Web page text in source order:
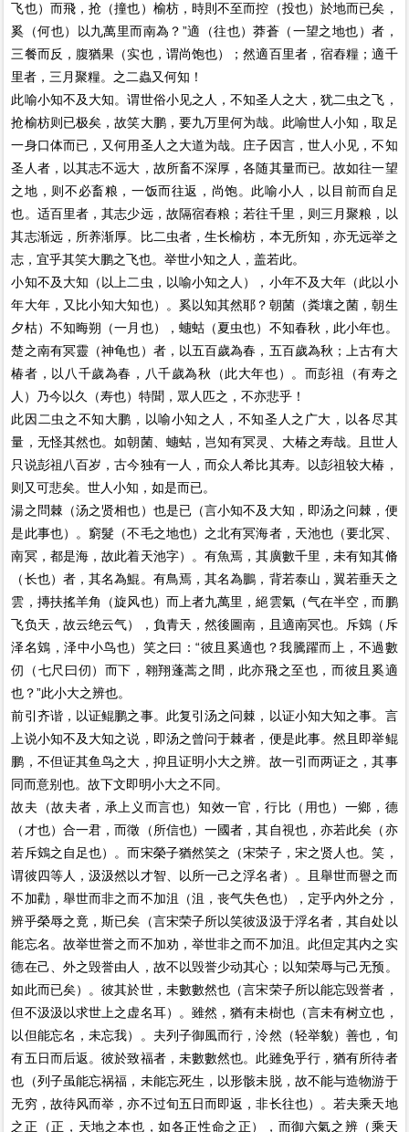
飞也）而飛，抢（撞也）榆枋，時則不至而控（投也）於地而已矣，
奚（何也）以九萬里而南為？”適（往也）莽蒼（一望之地也）者，
三餐而反，腹猶果（实也，谓尚饱也）；然適百里者，宿舂糧；適千
里者，三月聚糧。之二蟲又何知！
此喻小知不及大知。谓世俗小见之人，不知圣人之大，犹二虫之飞，
抢榆枋则已极矣，故笑大鹏，要九万里何为哉。此喻世人小知，取足
一身口体而已，又何用圣人之大道为哉。庄子因言，世人小见，不知
圣人者，以其志不远大，故所畜不深厚，各随其量而已。故如往一望
之地，则不必畜粮，一饭而往返，尚饱。此喻小人，以目前而自足
也。适百里者，其志少远，故隔宿舂粮；若往千里，则三月聚粮，以
其志渐远，所养渐厚。比二虫者，生长榆枋，本无所知，亦无远举之
志，宜乎其笑大鹏之飞也。举世小知之人，盖若此。
小知不及大知（以上二虫，以喻小知之人），小年不及大年（此以小
年大年，又比小知大知也）。奚以知其然耶？朝菌（粪壤之菌，朝生
夕枯）不知晦朔（一月也），蟪蛄（夏虫也）不知春秋，此小年也。
楚之南有冥靈（神龟也）者，以五百歲為春，五百歲為秋；上古有大
椿者，以八千歲為春，八千歲為秋（此大年也）。而彭祖（有寿之
人）乃今以久（寿也）特聞，眾人匹之，不亦悲乎！
此因二虫之不知大鹏，以喻小知之人，不知圣人之广大，以各尽其
量，无怪其然也。如朝菌、蟪蛄，岂知有冥灵、大椿之寿哉。且世人
只说彭祖八百岁，古今独有一人，而众人希比其寿。以彭祖较大椿，
则又可悲矣。世人小知，如是而已。
湯之問棘（汤之贤相也）也是已（言小知不及大知，即汤之问棘，便
是此事也）。窮髮（不毛之地也）之北有冥海者，天池也（要北冥、
南冥，都是海，故此着天池字）。有魚焉，其廣數千里，未有知其脩
（长也）者，其名為鯤。有鳥焉，其名為鵬，背若泰山，翼若垂天之
雲，摶扶搖羊角（旋风也）而上者九萬里，絕雲氣（气在半空，而鹏
飞负天，故云绝云气），負青天，然後圖南，且適南冥也。斥鴳（斥
泽名鴳，泽中小鸟也）笑之曰：“彼且奚適也？我騰躍而上，不過數
仞（七尺曰仞）而下，翱翔蓬蒿之間，此亦飛之至也，而彼且奚適
也？”此小大之辨也。
前引齐谐，以证鲲鹏之事。此复引汤之问棘，以证小知大知之事。言
上说小知不及大知之说，即汤之曾问于棘者，便是此事。然且即举鲲
鹏，不但证其鱼鸟之大，抑且证明小大之辨。故一引而两证之，其事
同而意别也。故下文即明小大之不同。
故夫（故夫者，承上义而言也）知效一官，行比（用也）一鄉，德
（才也）合一君，而徵（所信也）一國者，其自視也，亦若此矣（亦
若斥鴳之自足也）。而宋榮子猶然笑之（宋荣子，宋之贤人也。笑，
谓彼四等人，汲汲然以才智、以所一己之浮名者）。且舉世而譽之而
不加勸，舉世而非之而不加沮（沮，丧气失色也），定乎內外之分，
辨乎榮辱之竟，斯已矣（言宋荣子所以笑彼汲汲于浮名者，其自处以
能忘名。故举世誉之而不加劝，举世非之而不加沮。此但定其内之实
德在己、外之毁誉由人，故不以毁誉少动其心；以知荣辱与己无预。
如此而已矣）。彼其於世，未數數然也（言宋荣子所以能忘毁誉者，
但不汲汲以求世上之虚名耳）。雖然，猶有未樹也（言未有树立也，
以但能忘名，未忘我）。夫列子御風而行，泠然（轻举貌）善也，旬
有五日而后返。彼於致福者，未數數然也。此雖免乎行，猶有所待者
也（列子虽能忘祸福，未能忘死生，以形骸未脱，故不能与造物游于
无穷，故待风而举，亦不过旬五日而即返，非长往也）。若夫乘天地
之正（正，天地之本也，如各正性命之正），而御六氣之辨（乘天